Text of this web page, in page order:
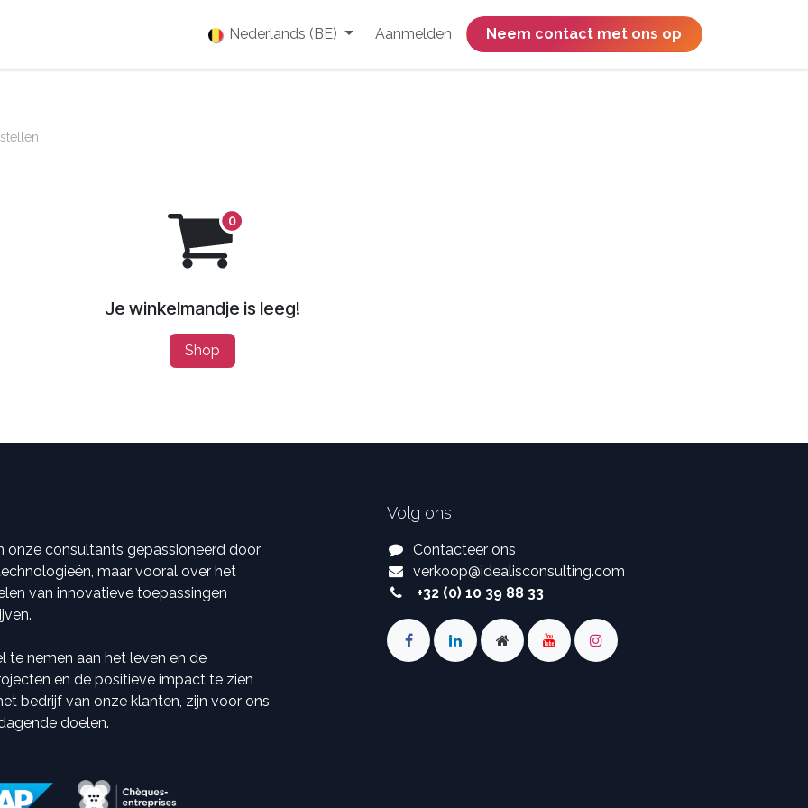
Blog Event
Nederlands (BE) Aanmelden ​​​​​​​​​​​​​​​​Neem contact met ons op
Je winkelmandje is leeg!
Shop
onze consultants gepassioneerd door
maar vooral over het
van innovatieve toepassingen
te nemen aan het leven en de
en de positieve impact te zien
bedrijf van onze klanten, zijn voor ons
doelen.
Volg ons
Contacteer ons
verkoop@idealisconsulting.com
+32 (0) 10 39 88 33